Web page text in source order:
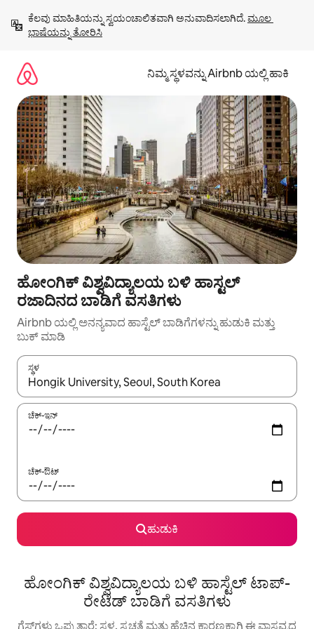
ಹೋಗಿ
ಕೆಲವು ಮಾಹಿತಿಯನ್ನು ಸ್ವಯಂಚಾಲಿತವಾಗಿ ಅನುವಾದಿಸಲಾಗಿದೆ. ಮೂಲ
ಭಾಷೆಯನ್ನು ತೋರಿಸಿ
ನಿಮ್ಮ ಸ್ಥಳವನ್ನು Airbnb ಯಲ್ಲಿ ಹಾಕಿ
ಹೋಂಗಿಕ್ ವಿಶ್ವವಿದ್ಯಾಲಯ ಬಳಿ ಹಾಸ್ಟಲ್
ರಜಾದಿನದ ಬಾಡಿಗೆ ವಸತಿಗಳು
Airbnb ಯಲ್ಲಿ ಅನನ್ಯವಾದ ಹಾಸ್ಟೆಲ್‌ ಬಾಡಿಗೆಗಳನ್ನು ಹುಡುಕಿ ಮತ್ತು
ಬುಕ್ ಮಾಡಿ
ಸ್ಥಳ
ಫಲಿತಾಂಶಗಳು ಲಭ್ಯವಿರುವಾಗ, ಅಪ್ ಮತ್ತು ಡೌನ್ ಬಾಣದ ಕೀಲಿಗಳೊಂದಿಗೆ
ಚೆಕ್-ಇನ್
ಚೆಕ್-ಔಟ್
ಹುಡುಕಿ
ಹೋಂಗಿಕ್ ವಿಶ್ವವಿದ್ಯಾಲಯ ಬಳಿ ಹಾಸ್ಟೆಲ್ ಟಾಪ್-
ರೇಟೆಡ್ ಬಾಡಿಗೆ ವಸತಿಗಳು
ಗೆಸ್ಟ್‌ಗಳು ಒಪ್ಪುತ್ತಾರೆ: ಸ್ಥಳ, ಸ್ವಚ್ಛತೆ ಮತ್ತು ಹೆಚ್ಚಿನ ಕಾರಣಕ್ಕಾಗಿ ಈ ವಾಸ್ತವ್ಯದ